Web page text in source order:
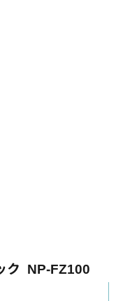
ク NP-FZ100